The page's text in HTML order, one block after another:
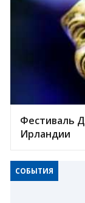
Фестиваль
Ирландии
СОБЫТИЯ